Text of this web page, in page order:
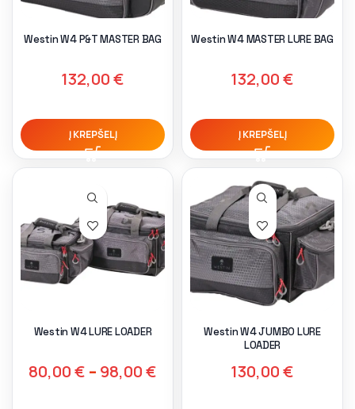
Westin W4 P&T MASTER BAG
132,00€
Į KREPŠELĮ
Westin W4 MASTER LURE BAG
132,00€
Į KREPŠELĮ
Westin W4 LURE LOADER
80,00€ – 98,00€
Westin W4 JUMBO LURE
LOADER
130,00€